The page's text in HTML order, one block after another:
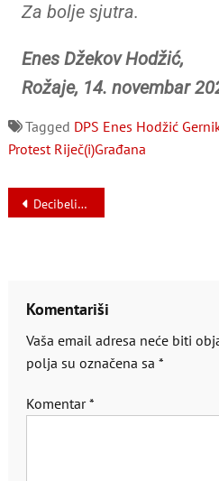
Za bolje sjutra.
Enes Džekov Hodžić,
Rožaje, 14. novembar
Tagged DPS Enes Hodžić
Protest Riječ(i)Građana
Navigacija
Decibeli antifašističkog fašizma
Komentariši
Vaša email adresa neće biti
polja su označena sa *
Komentar*